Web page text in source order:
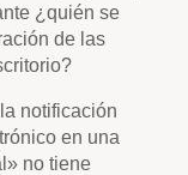
¿quién se
de las
notificación
en una
no tiene